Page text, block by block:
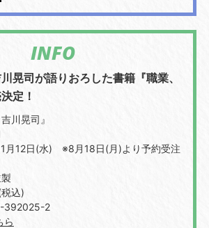
INFO
晃司が語りおろした書籍『職業、
定！
川晃司』
月12日(水) ※8月18日(月)より予約受注
込)
392025-2
ら